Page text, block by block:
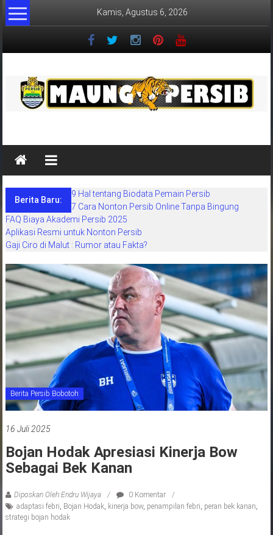
Lompat
ke
Kamis, Agustus 6, 2026
Maung
Persib
situs
berita
khusus
sepakbola
bandung
jawa
barat
indonesia
Berita Baru:
9 Hal tentang Biodata Pemain Persib
7 Cara Nonton Persib Online Tanpa Bingung
FAQ Biaya Akademi Persib 2025
Aplikasi Resmi untuk Nonton Persib
Gaji Ciro di Malut : Rumor atau Fakta?
Berita Persib Bobotoh
16 Juli 2025
Bojan Hodak Apresiasi Kinerja Bow
Sebagai Bek Kanan
Diposkan Oleh:Endru Wijaya
0 Komentar
adaptasi febri Bojan Hodak, kinerja bow, penampilan febri peran bek kanan
strategi bojan hodak